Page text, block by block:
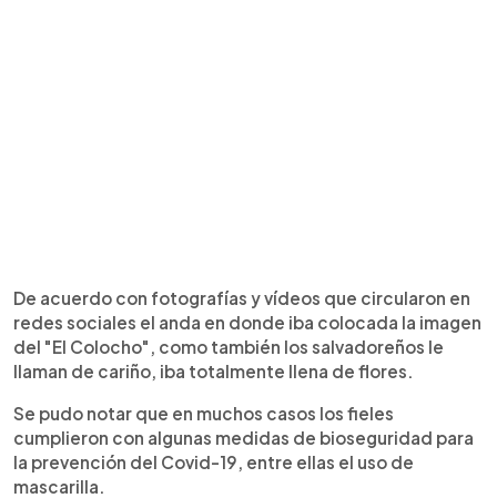
De acuerdo con fotografías y vídeos que circularon en
redes sociales el anda en donde iba colocada la imagen
del "El Colocho", como también los salvadoreños le
llaman de cariño, iba totalmente llena de flores.
Se pudo notar que en muchos casos los fieles
cumplieron con algunas medidas de bioseguridad para
la prevención del Covid-19, entre ellas el uso de
mascarilla.